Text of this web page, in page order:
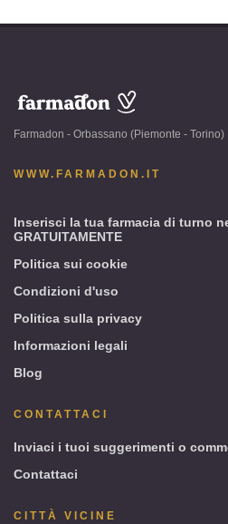
www.farmadon.it
Orbassano
-
Farmadon - Orbassano (Piemonte - Torino)
WWW.FARMADON.IT
Inserisci la tua farmacia di turno
GRATUITAMENTE
Politica sui cookie
Condizioni d'uso
Politica sulla privacy
Informazioni legali
Blog
CONTATTACI
Inviaci i tuoi suggerimenti o
Contattaci
CITTÀ VICINE